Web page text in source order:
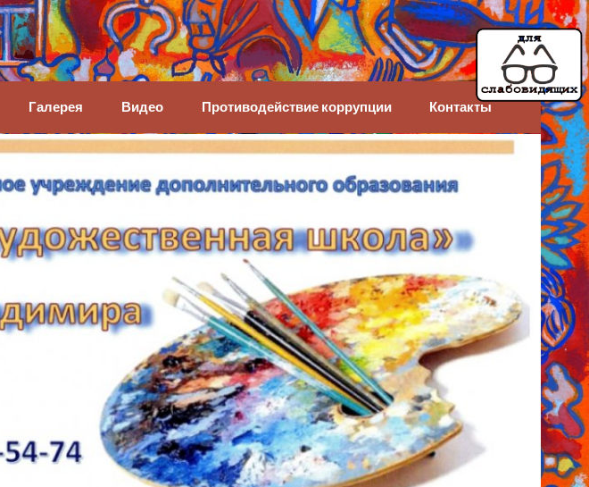
Галерея Видео Противодействие коррупции Контакты